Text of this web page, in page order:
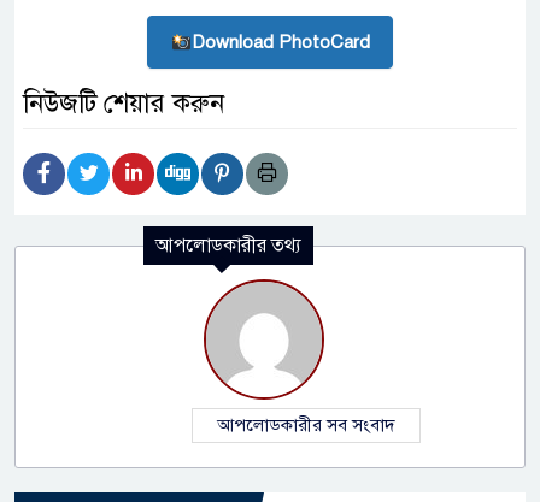
Download PhotoCard
নিউজটি শেয়ার করুন
আপলোডকারীর তথ্য
আপলোডকারীর সব সংবাদ